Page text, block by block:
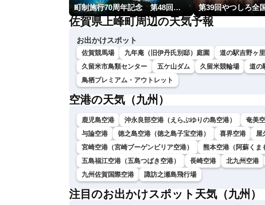
町制施行70周年記念 第48回南種子町ロケット祭 第39回やつしろ全
佐賀県上峰町周辺の天気予報
お出かけスポット
佐賀競馬場 九年庵（旧伊丹氏別邸）庭園 道の駅吉野ヶ里
久留米市鳥類センター
五ケ山ダム 久留米競輪場 道の
鳥栖プレミアム・アウトレット
空港の天気（九州）
鹿児島空港 沖永良部空港（えらぶゆりの島空港） 奄美
与論空港
徳之島空港（徳之島子宝空港） 喜界空港 屋
宮崎空港（宮崎ブーゲンビリア空港）
熊本空港（阿蘇くま
五島福江空港（五島つばき空港）
長崎空港 北九州空港
九州佐賀国際空港
諏訪之瀬島飛行場
注目のお出かけスポット天気（九州）